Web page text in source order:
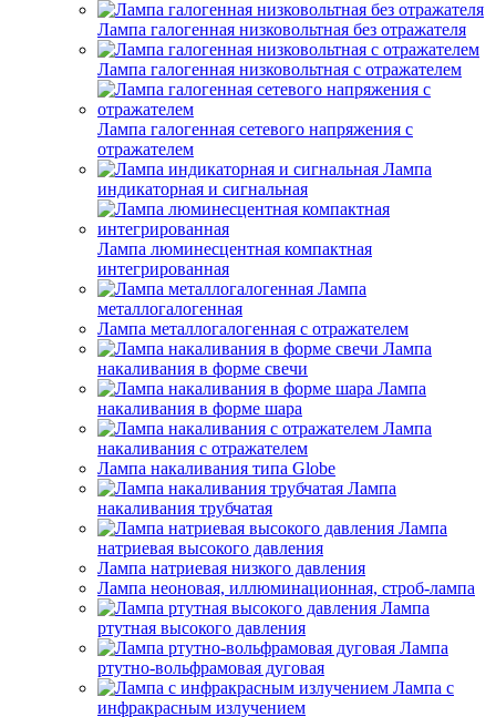
Лампа галогенная низковольтная без отражателя
Лампа галогенная низковольтная с отражателем
Лампа галогенная сетевого напряжения с
отражателем
Лампа
индикаторная и сигнальная
Лампа люминесцентная компактная
интегрированная
Лампа
металлогалогенная
Лампа металлогалогенная с отражателем
Лампа
накаливания в форме свечи
Лампа
накаливания в форме шара
Лампа
накаливания с отражателем
Лампа накаливания типа Globe
Лампа
накаливания трубчатая
Лампа
натриевая высокого давления
Лампа натриевая низкого давления
Лампа неоновая, иллюминационная, строб-лампа
Лампа
ртутная высокого давления
Лампа
ртутно-вольфрамовая дуговая
Лампа с
инфракрасным излучением